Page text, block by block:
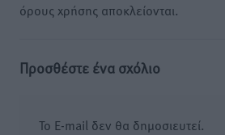
όρους χρήσης αποκλείονται.
Προσθέστε ένα σχόλιο
Το E-mail δεν θα δημοσιευτεί.